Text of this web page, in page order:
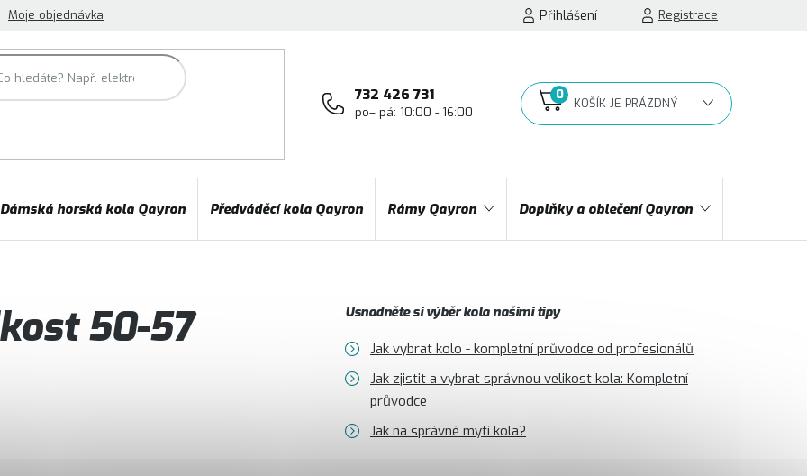
Moje objednávka Přihlášení Registrace
732 426 731
po– pá: 10:00 - 16:00
NÁKUPNÍ
Dámská horská kola Qayron Předváděcí kola Qayron Rámy Qayron Doplňky a oblečení Qayron
50-57
Usnadněte si výběr kola našimi tipy
Jak vybrat kolo - kompletní průvodce od profesionálů
Jak zjistit a vybrat správnou velikost kola: Kompletní
průvodce
Jak na správné mytí kola?